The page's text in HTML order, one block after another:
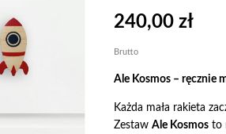
240,00 zł
Brutto
Ale Kosmos – ręcznie
Każda mała rakieta
Zestaw Ale Kosmos to